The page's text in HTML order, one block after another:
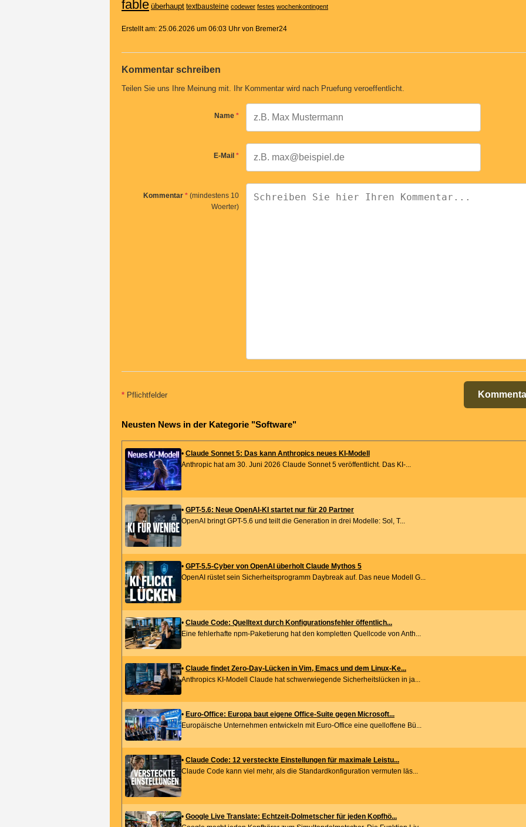
fable überhaupt textbausteine codewer festes wochenkontingent
Erstellt am: 25.06.2026 um 06:03 Uhr von Bremer24
Kommentar schreiben
Teilen Sie uns Ihre Meinung mit. Ihr Kommentar wird nach Pruefung veroeffentlicht.
Name *
E-Mail *
Kommentar * (mindestens 10
Woerter)
* Pflichtfelder
Neusten News in der Kategorie "Software"
• Claude Sonnet 5: Das kann Anthropics neues KI-Modell
Anthropic hat am 30. Juni 2026 Claude Sonnet 5 veröffentlicht. Das KI-...
• GPT-5.6: Neue OpenAI-KI startet nur für 20 Partner
OpenAI bringt GPT-5.6 und teilt die Generation in drei Modelle: Sol, T...
• GPT-5.5-Cyber von OpenAI überholt Claude Mythos 5
OpenAI rüstet sein Sicherheitsprogramm Daybreak auf. Das neue Modell G...
• Claude Code: Quelltext durch Konfigurationsfehler öffentlich...
Eine fehlerhafte npm-Paketierung hat den kompletten Quellcode von Anth...
• Claude findet Zero-Day-Lücken in Vim, Emacs und dem Linux-Ke...
Anthropics KI-Modell Claude hat schwerwiegende Sicherheitslücken in ja...
• Euro-Office: Europa baut eigene Office-Suite gegen Microsoft...
Europäische Unternehmen entwickeln mit Euro-Office eine quelloffene Bü...
• Claude Code: 12 versteckte Einstellungen für maximale Leistu...
Claude Code kann viel mehr, als die Standardkonfiguration vermuten läs...
• Google Live Translate: Echtzeit-Dolmetscher für jeden Kopfhö...